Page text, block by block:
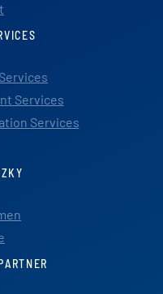
Services
Services